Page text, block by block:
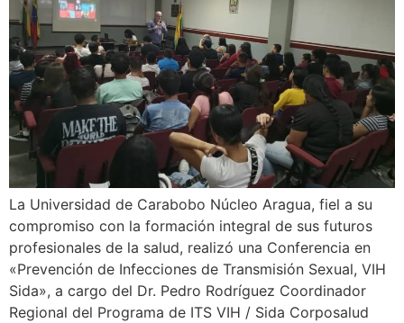
La Universidad de Carabobo Núcleo Aragua, fiel a su
compromiso con la formación integral de sus futuros
profesionales de la salud, realizó una Conferencia en
«Prevención de Infecciones de Transmisión Sexual, VIH
Sida», a cargo del Dr. Pedro Rodríguez Coordinador
Regional del Programa de ITS VIH / Sida Corposalud